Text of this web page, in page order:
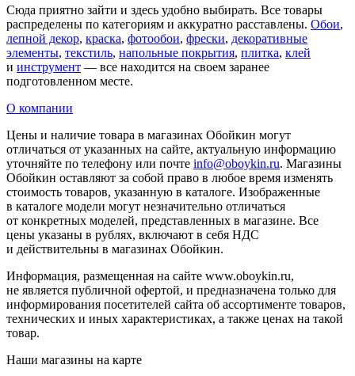
Сюда приятно зайти и здесь удобно выбирать. Все товары
распределены по категориям и аккуратно расставлены. Обои,
лепной декор, краска, фотообои, фрески, декоративные
элементы, текстиль, напольные покрытия, плитка, клей
и инструмент — все находится на своем заранее
подготовленном месте.
О компании
Цены и наличие товара в магазинах Обойкин могут
отличаться от указанных на сайте, актуальную информацию
уточняйте по телефону или почте info@oboykin.ru. Магазины
Обойкин оставляют за собой право в любое время изменять
стоимость товаров, указанную в каталоге. Изображенные
в каталоге модели могут незначительно отличаться
от конкретных моделей, представленных в магазине. Все
цены указаны в рублях, включают в себя НДС
и действительны в магазинах Обойкин.
Информация, размещенная на сайте www.oboykin.ru,
не является публичной офертой, и предназначена только для
информирования посетителей сайта об ассортименте товаров,
технических и иных характеристиках, а также ценах на такой
товар.
Наши магазины на карте